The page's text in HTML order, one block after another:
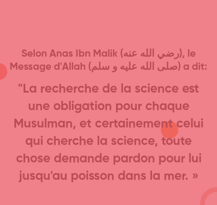
Selon Anas Ibn Malik (رضي الله عنه), le
Message d'Allah (صلى الله عليه و سلم) a dit:
"La recherche de la science est
une obligation pour chaque
Musulman, et certainement celui
qui cherche la science, toute
chose demande pardon pour lui
jusqu'au poisson dans la mer. »